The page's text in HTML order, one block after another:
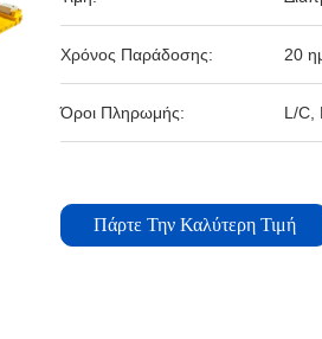
Χρόνος Παράδοσης: 20
Όροι Πληρωμής: L/C,
Πάρτε Την Καλύτερη Τιμή